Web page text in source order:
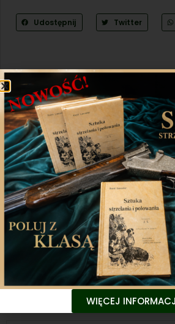
Udostępnij Twitter
Poprzedni artykuł
Aplikacja
Nasza aplikacja to doskonały
miłośnika łowiectwa, który pragnie
bieżąco z najnowszymi treściami
Śledź aktualne wydarzenia
Udostępniaj treści znajomym
WIĘCEJ